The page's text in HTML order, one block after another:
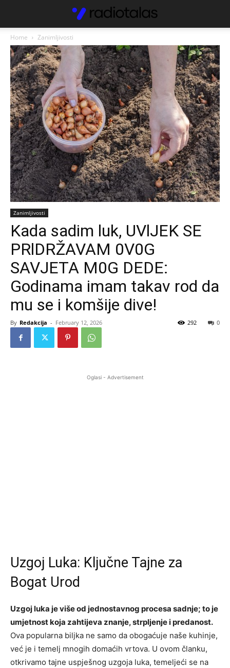
Home Zanimljivosti
Zanimljivosti
Kada sadim luk, UVlJEK SE
PRlDRŽAVAM 0V0G
SAVJETA M0G DEDE:
Godinama imam takav rod da
mu se i komšije dive!
By Redakcija - February 12, 2026 0
292
Oglasi - Advertisement
Uzgoj Luka: Ključne Tajne za
Bogat Urod
Uzgoj luka je više od jednostavnog procesa sadnje; to je
umjetnost koja zahtijeva znanje, strpljenje i predanost.
Ova popularna biljka ne samo da obogaćuje naše kuhinje,
već je i temelj mnogih domaćih vrtova. U ovom članku,
otkrivamo tajne uspješnog uzgoja luka, temeljeći se na